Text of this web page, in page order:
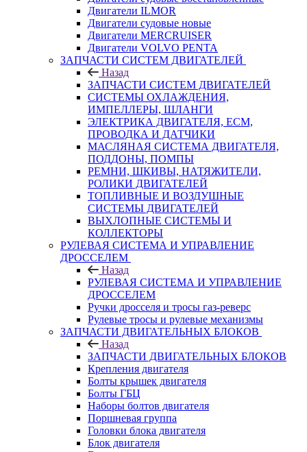
Двигатели ILMOR
Двигатели судовые новые
Двигатели MERCRUISER
Двигатели VOLVO PENTA
ЗАПЧАСТИ СИСТЕМ ДВИГАТЕЛЕЙ
Назад
ЗАПЧАСТИ СИСТЕМ ДВИГАТЕЛЕЙ
СИСТЕМЫ ОХЛАЖДЕНИЯ,
ИМПЕЛЛЕРЫ, ШЛАНГИ
ЭЛЕКТРИКА ДВИГАТЕЛЯ, ECM,
ПРОВОДКА И ДАТЧИКИ
МАСЛЯНАЯ СИСТЕМА ДВИГАТЕЛЯ,
ПОДДОНЫ, ПОМПЫ
РЕМНИ, ШКИВЫ, НАТЯЖИТЕЛИ,
РОЛИКИ ДВИГАТЕЛЕЙ
ТОПЛИВНЫЕ И ВОЗДУШНЫЕ
СИСТЕМЫ ДВИГАТЕЛЕЙ
ВЫХЛОПНЫЕ СИСТЕМЫ И
КОЛЛЕКТОРЫ
РУЛЕВАЯ СИСТЕМА И УПРАВЛЕНИЕ
ДРОССЕЛЕМ
Назад
РУЛЕВАЯ СИСТЕМА И УПРАВЛЕНИЕ
ДРОССЕЛЕМ
Ручки дросселя и тросы газ-реверс
Рулевые тросы и рулевые механизмы
ЗАПЧАСТИ ДВИГАТЕЛЬНЫХ БЛОКОВ
Назад
ЗАПЧАСТИ ДВИГАТЕЛЬНЫХ БЛОКОВ
Крепления двигателя
Болты крышек двигателя
Болты ГБЦ
Наборы болтов двигателя
Поршневая группа
Головки блока двигателя
Блок двигателя